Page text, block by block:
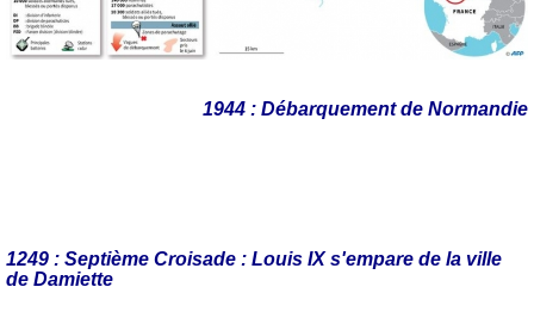
1944 : Débarquement de Normandie
1249 : Septième Croisade : Louis IX s'empare de la ville
de Damiette